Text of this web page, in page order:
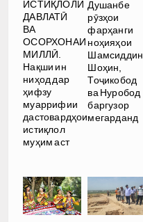
ИСТИҚЛОЛИ
ДАВЛАТӢ
ВА
ОСОРХОНАИ
МИЛЛӢ.
Нақши ин
ниҳод дар
ҳифзу
муаррифии
дастовардҳои
истиқлол
муҳим аст
Душанбе
рӯзҳои
фарҳанги
ноҳияҳои
Шамсиддин
Шоҳин,
Тоҷикобод
ва Нуробод
баргузор
мегарданд